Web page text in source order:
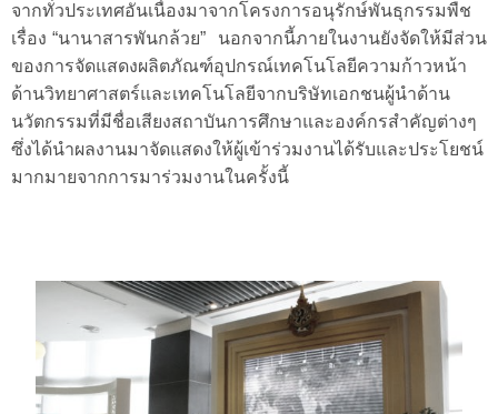
จากทั่วประเทศอันเนื่องมาจากโครงการอนุรักษ์พันธุกรรมพืช
เรื่อง “นานาสารพันกล้วย” นอกจากนี้ภายในงานยังจัดให้มีส่วน
ของการจัดแสดงผลิตภัณฑ์อุปกรณ์เทคโนโลยีความก้าวหน้า
ด้านวิทยาศาสตร์และเทคโนโลยีจากบริษัทเอกชนผู้นำด้าน
นวัตกรรมที่มีชื่อเสียงสถาบันการศึกษาและองค์กรสำคัญต่างๆ
ซึ่งได้นำผลงานมาจัดแสดงให้ผู้เข้าร่วมงานได้รับและประโยชน์
มากมายจากการมาร่วมงานในครั้งนี้